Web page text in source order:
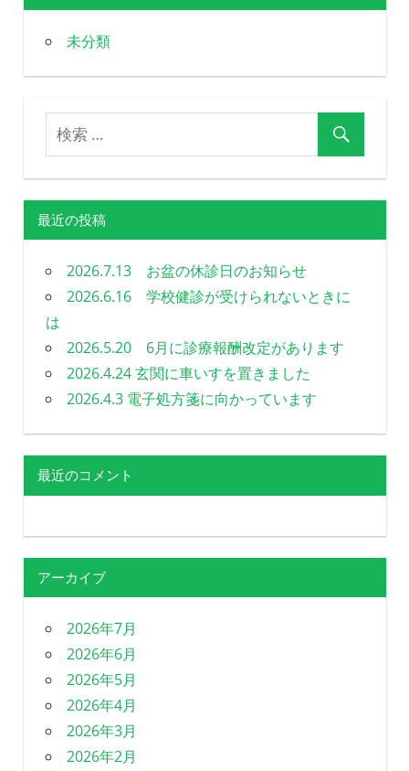
未分類
最近の投稿
2026.7.13 お盆の休診日のお知らせ
2026.6.16 学校健診が受けられないときに
は
2026.5.20 6月に診療報酬改定があります
2026.4.24 玄関に車いすを置きました
2026.4.3 電子処方箋に向かっています
最近のコメント
アーカイブ
2026年7月
2026年6月
2026年5月
2026年4月
2026年3月
2026年2月